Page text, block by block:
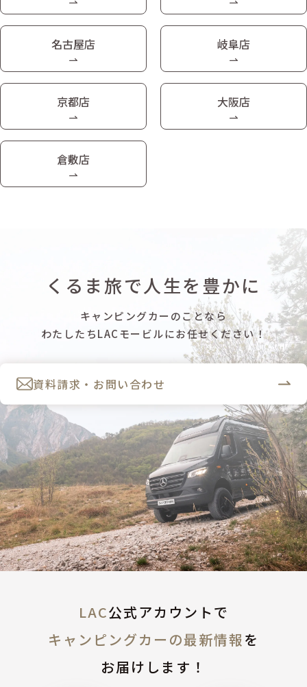
名古屋店 岐阜店
京都店 大阪店
倉敷店
くるま旅で人生を豊かに
キャンピングカーのことなら
わたしたちLACモービルにお任せください！
資料請求・お問い合わせ
LAC公式アカウントで
キャンピングカーの最新情報を
お届けします！